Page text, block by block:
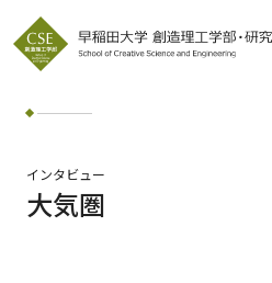
トップ
創造理工学部とは
学科・専攻
インタビュー
インタビュー
大気圏